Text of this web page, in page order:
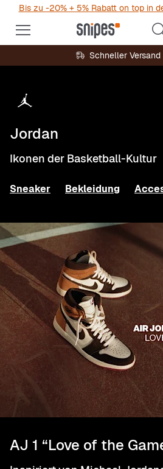
Bis zu -20% + 5% Rabatt on top in
Schneller Versand
Jordan
Ikonen der Basketball-Kultur
Sneaker Bekleidung
AJ 1 “Love of the